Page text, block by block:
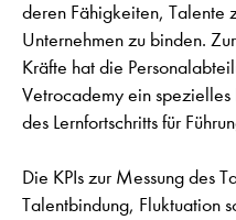
deren Fähigkeiten, Talente
Unternehmen zu binden.
Kräfte hat die
Vetrocademy ein spezielles
des Lernfortschritts für
Die KPIs zur Messung des
Talentbindung, Fluktuation